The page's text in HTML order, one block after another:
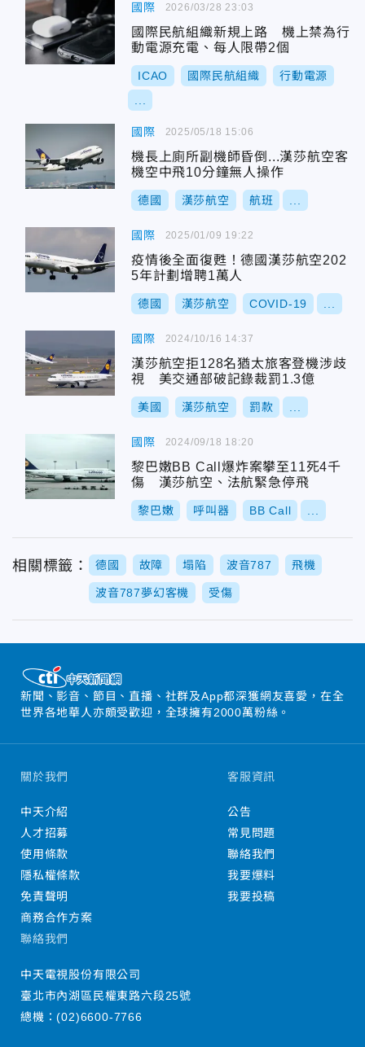
國際
國際民航組織新規上路 機上禁為行
動電源充電、每人限帶2個
ICAO 國際民航組織 行動電源
2026/03/28 23:03
國際
機長上廁所副機師昏倒...漢莎航空客
機空中飛10分鐘無人操作
德國 漢莎航空 航班
2025/05/18 15:06
國際
疫情後全面復甦！德國漢莎航空202
5年計劃增聘1萬人
德國 漢莎航空 COVID-19
2025/01/09 19:22
國際
漢莎航空拒128名猶太旅客登機涉歧
視 美交通部破記錄裁罰1.3億
美國 漢莎航空 罰款
2024/10/16 14:37
國際
黎巴嫩BB Call爆炸案攀至11死4千
傷 漢莎航空、法航緊急停飛
黎巴嫩 呼叫器 BB Call
2024/09/18 18:20
相關標籤： 德國 故障 塌陷 波音787 飛機
波音787夢幻客機 受傷
新聞、影音、節目、直播、社群及App都深獲網友喜愛，在全
世界各地華人亦頗受歡迎，全球擁有2000萬粉絲。
關於我們
中天介紹
人才招募
使用條款
隱私權條款
免責聲明
商務合作方案
客服資訊
公告
常見問題
聯絡我們
我要爆料
我要投稿
聯絡我們
中天電視股份有限公司
臺北市內湖區民權東路六段25號
總機：(02)6600-7766